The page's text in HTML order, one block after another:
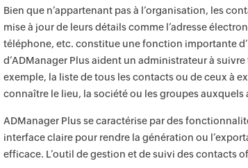
Bien que n’appartenant pas à l’organisation, les
mise à jour de leurs détails comme l’adresse
téléphone, etc. constitue une fonction importante
d’ADManager Plus aident un administrateur à
exemple, la liste de tous les contacts ou de ceux à
connaître le lieu, la société ou les groupes
ADManager Plus se caractérise par des
interface claire pour rendre la génération ou
efficace. L’outil de gestion et de suivi des contacts